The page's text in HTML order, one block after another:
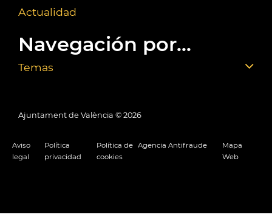
Actualidad
Navegación por...
Temas
Ajuntament de València © 2026
Aviso
legal
Política
privacidad
Política de
cookies
Agencia Antifraude
Mapa
Web